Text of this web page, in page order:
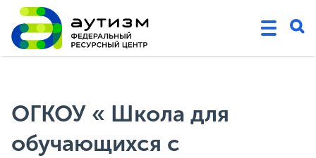
ОГКОУ « Школа для
обучающихся с